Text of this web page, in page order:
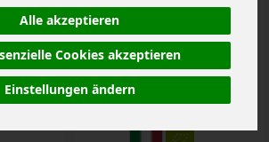
Alle akzeptieren
Cookies akzeptieren
Einstellungen ändern
1 * 40 g (32,25 € / kg)
40 g
Anzahl
1,29€